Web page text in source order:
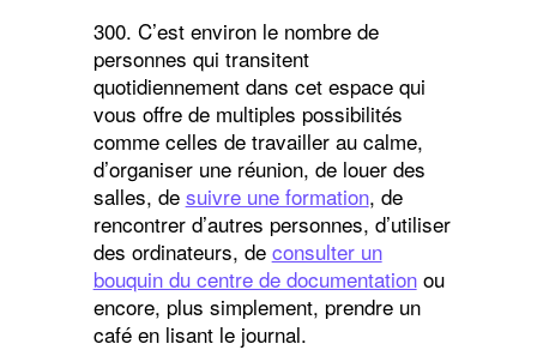
300. C’est environ le nombre de
personnes qui transitent
quotidiennement dans cet espace qui
vous offre de multiples possibilités
comme celles de travailler au calme,
d’organiser une réunion, de louer des
salles, de suivre une formation, de
rencontrer d’autres personnes, d’utiliser
des ordinateurs, de consulter un
bouquin du centre de documentationou
encore, plus simplement, prendre un
café en lisant le journal.